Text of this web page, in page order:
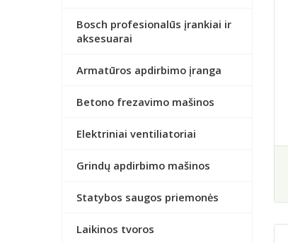
Bosch profesionalūs įrankiai ir
aksesuarai
Armatūros apdirbimo įranga
Betono frezavimo mašinos
Elektriniai ventiliatoriai
Grindų apdirbimo mašinos
Statybos saugos priemonės
Laikinos tvoros